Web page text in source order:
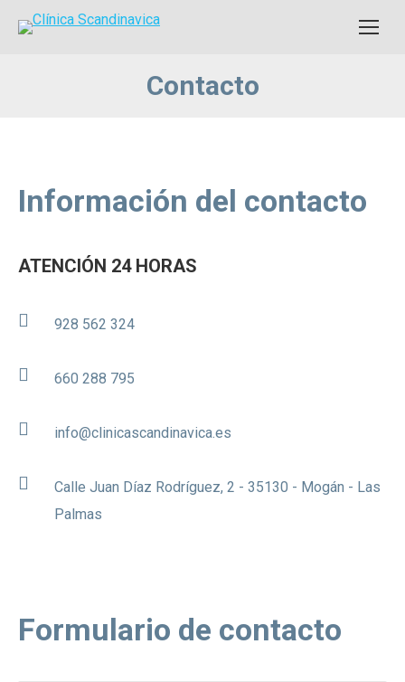
Contacto
Información del contacto
ATENCIÓN 24 HORAS
928 562 324
660 288 795
info@clinicascandinavica.es
Calle Juan Díaz Rodríguez, 2 - 35130 - Mogán - Las
Palmas
Formulario de contacto